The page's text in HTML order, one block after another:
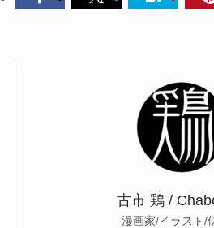
古市 鶏 /
漫画家/イラスト/